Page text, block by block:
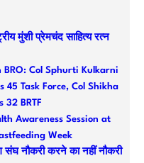
मुंशी प्रेमचंद साहित्य रत्न
Col Sphurti Kulkarni
45 Task Force, Col Shikha
32 BRTF
Awareness Session at
Week
संघ नौकरी करने का नहीं नौकरी